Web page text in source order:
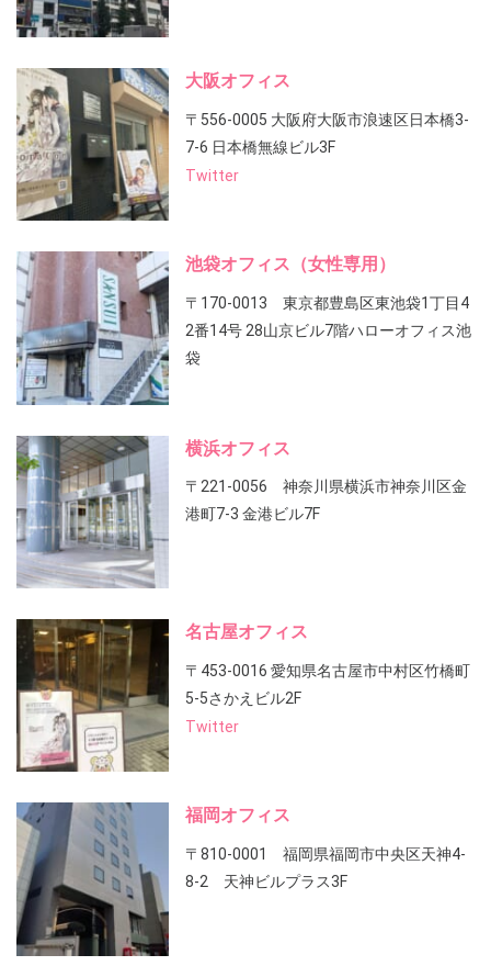
大阪オフィス
〒556-0005 大阪府大阪市浪速区日本橋3-
7-6 日本橋無線ビル3F
Twitter
池袋オフィス（女性専用）
〒170-0013 東京都豊島区東池袋1丁目4
2番14号 28山京ビル7階ハローオフィス池
袋
横浜オフィス
〒221-0056 神奈川県横浜市神奈川区金
港町7-3 金港ビル7F
名古屋オフィス
〒453-0016 愛知県名古屋市中村区竹橋町
5-5さかえビル2F
Twitter
福岡オフィス
〒810-0001 福岡県福岡市中央区天神4-
8-2 天神ビルプラス3F